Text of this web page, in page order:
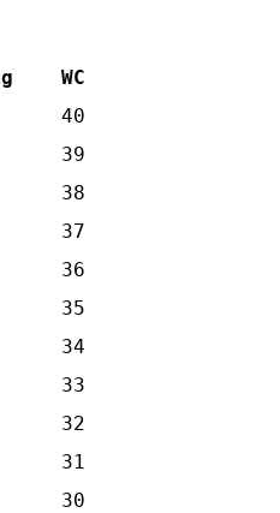
WC
40
39
38
37
36
35
34
33
32
31
30